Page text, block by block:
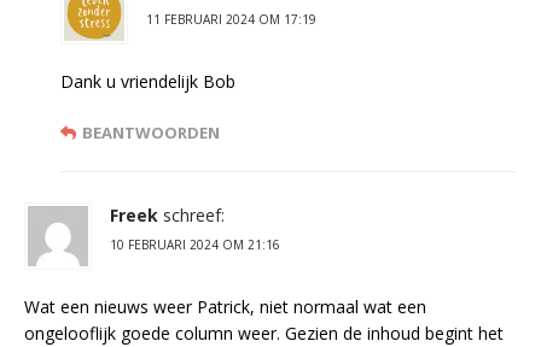
11 FEBRUARI 2024 OM 17:19
Dank u vriendelijk Bob
BEANTWOORDEN
Freek schreef:
10 FEBRUARI 2024 OM 21:16
Wat een nieuws weer Patrick, niet normaal wat een
ongelooflijk goede column weer. Gezien de inhoud begint het